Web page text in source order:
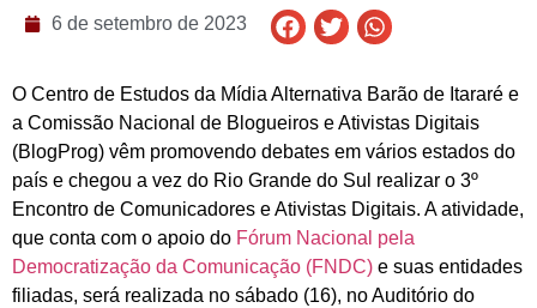
6 de setembro de 2023
O Centro de Estudos da Mídia Alternativa Barão de Itararé e
a Comissão Nacional de Blogueiros e Ativistas Digitais
(BlogProg) vêm promovendo debates em vários estados do
país e chegou a vez do Rio Grande do Sul realizar o 3º
Encontro de Comunicadores e Ativistas Digitais. A atividade,
que conta com o apoio do Fórum Nacional pela
Democratização da Comunicação (FNDC) e suas entidades
filiadas, será realizada no sábado (16), no Auditório do